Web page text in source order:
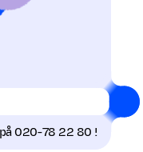
020-78 22 80 !